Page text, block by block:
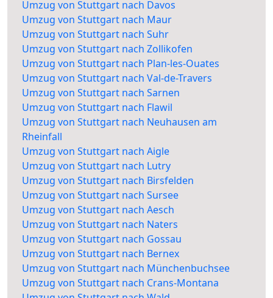
Umzug von Stuttgart nach Davos
Umzug von Stuttgart nach Maur
Umzug von Stuttgart nach Suhr
Umzug von Stuttgart nach Zollikofen
Umzug von Stuttgart nach Plan-les-Ouates
Umzug von Stuttgart nach Val-de-Travers
Umzug von Stuttgart nach Sarnen
Umzug von Stuttgart nach Flawil
Umzug von Stuttgart nach Neuhausen am
Rheinfall
Umzug von Stuttgart nach Aigle
Umzug von Stuttgart nach Lutry
Umzug von Stuttgart nach Birsfelden
Umzug von Stuttgart nach Sursee
Umzug von Stuttgart nach Aesch
Umzug von Stuttgart nach Naters
Umzug von Stuttgart nach Gossau
Umzug von Stuttgart nach Bernex
Umzug von Stuttgart nach Münchenbuchsee
Umzug von Stuttgart nach Crans-Montana